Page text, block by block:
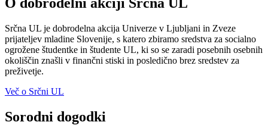
Srčna UL je dobrodelna akcija Univerze v Ljubljani in Zveze
prijateljev mladine Slovenije, s katero zbiramo sredstva za socialno
ogrožene študentke in študente UL, ki so se zaradi posebnih osebnih
okoliščin znašli v finančni stiski in posledično brez sredstev za
preživetje.
Več o Srčni UL
Sorodni dogodki